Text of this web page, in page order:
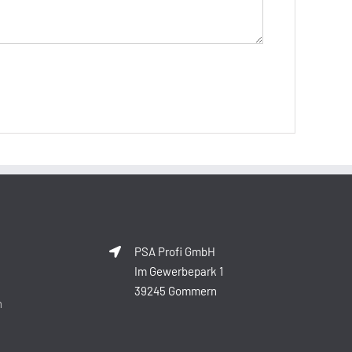
PSA Profi GmbH
Im Gewerbepark 1
39245 Gommern